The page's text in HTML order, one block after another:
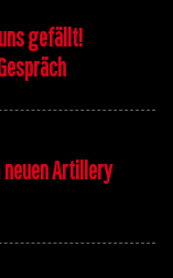
gefällt!
Artillery